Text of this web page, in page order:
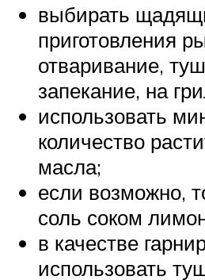
выбирать
приготовления
отваривание,
запекание, на
использовать
количество
масла;
если возможно,
соль соком
в качестве
использовать